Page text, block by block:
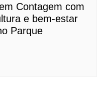
Contagem com
e bem-estar
Parque